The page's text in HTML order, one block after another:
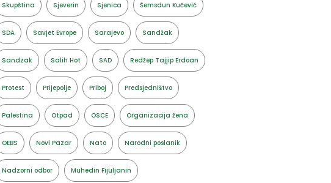
Skupština Sjeverin Sjenica Šemsdun Kučević
SDA Savjet Evrope Sarajevo Sandžak
Sandzak Salih Hot SAD Redžep Tajjip Erdoan
Protest Prijepolje Priboj Predsjedništvo
Palestina Otpad OSCE Organizacija žena
OEBS Novi Pazar Nato Narodni poslanik
Nadzorni odbor Muhedin Fijuljanin